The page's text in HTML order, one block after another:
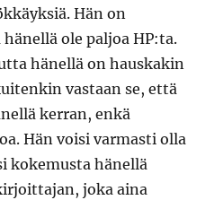
Hän on
ole paljoa HP:ta.
hänellä on hauskakin
vastaan se, että
kerran, enkä
Hän voisi varmasti olla
kokemusta hänellä
joka aina